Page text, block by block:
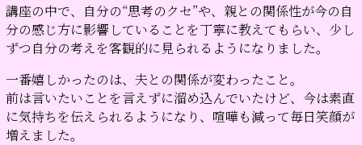
講座の中で、自分の“思考のクセ”や、親との関係性が今の自
分の感じ方に影響していることを丁寧に教えてもらい、少し
ずつ自分の考えを客観的に見られるようになりました。
一番嬉しかったのは、夫との関係が変わったこと。
前は言いたいことを言えずに溜め込んでいたけど、今は素直
に気持ちを伝えられるようになり、喧嘩も減って毎日笑顔が
増えました。